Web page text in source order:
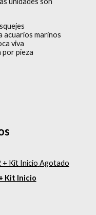
acuarios marinos
viva
por pieza
Agotado
Kit Inicio